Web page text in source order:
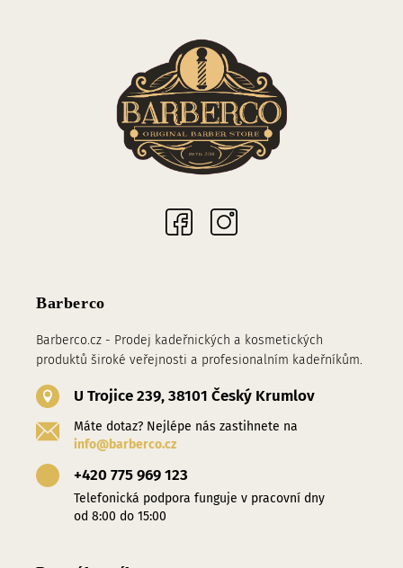
Barberco
Barberco.cz - Prodej kadeřnických a kosmetických
produktů široké veřejnosti a profesionalním kadeřníkům.
U Trojice 239, 38101 Český Krumlov
Máte dotaz? Nejlépe nás zastihnete na
info@barberco.cz
+420 775 969 123
Telefonická podpora funguje v pracovní dny
od 8:00 do 15:00